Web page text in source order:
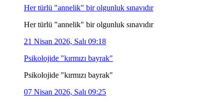
Her türlü "annelik" bir olgunluk sınavıdır
Her türlü "annelik" bir olgunluk sınavıdır
21 Nisan 2026, Salı 09:18
Psikolojide "kırmızı bayrak"
Psikolojide "kırmızı bayrak"
07 Nisan 2026, Salı 09:25